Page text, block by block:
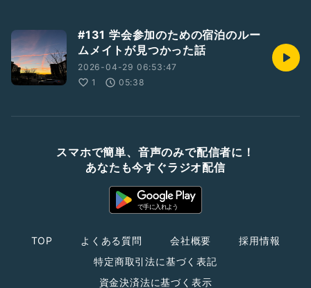
#131 学会参加のための宿泊のルー
ムメイトが見つかった話
2026-04-29 06:53:47
1
05:38
スマホで簡単、音声のみで配信者に！
あなたも今すぐラジオ配信
TOP よくある質問 会社概要
採用情報
特定商取引法に基づく表記
資金決済法に基づく表示